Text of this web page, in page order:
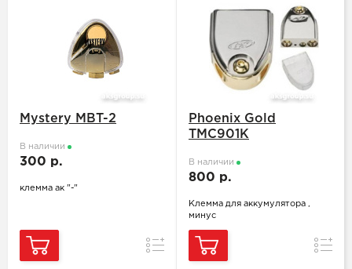
Mystery MBT-2
В наличии
300 р.
клемма ак "-"
Сравнение
Phoenix Gold
TMC901K
В наличии
800 р.
Клемма для аккумулятора ,
минус